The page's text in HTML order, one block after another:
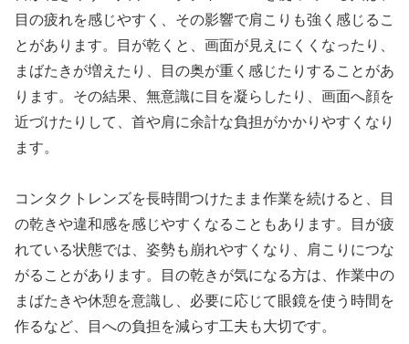
目の疲れを感じやすく、その影響で肩こりも強く感じるこ
とがあります。目が乾くと、画面が見えにくくなったり、
まばたきが増えたり、目の奥が重く感じたりすることがあ
ります。その結果、無意識に目を凝らしたり、画面へ顔を
近づけたりして、首や肩に余計な負担がかかりやすくなり
ます。
コンタクトレンズを長時間つけたまま作業を続けると、目
の乾きや違和感を感じやすくなることもあります。目が疲
れている状態では、姿勢も崩れやすくなり、肩こりにつな
がることがあります。目の乾きが気になる方は、作業中の
まばたきや休憩を意識し、必要に応じて眼鏡を使う時間を
作るなど、目への負担を減らす工夫も大切です。